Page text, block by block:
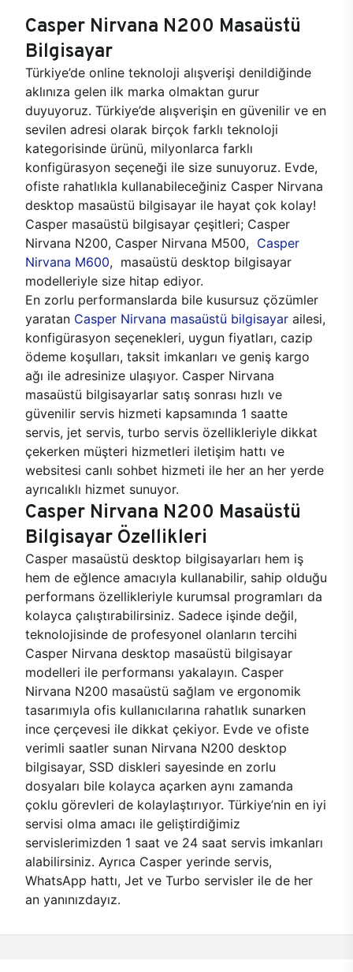
Casper Nirvana N200 Masaüstü
Bilgisayar
Türkiye’de online teknoloji alışverişi denildiğinde
aklınıza gelen ilk marka olmaktan gurur
duyuyoruz. Türkiye’de alışverişin en güvenilir ve en
sevilen adresi olarak birçok farklı teknoloji
kategorisinde ürünü, milyonlarca farklı
konfigürasyon seçeneği ile size sunuyoruz. Evde,
ofiste rahatlıkla kullanabileceğiniz Casper Nirvana
desktop masaüstü bilgisayar ile hayat çok kolay!
Casper masaüstü bilgisayar çeşitleri; Casper
Nirvana N200, Casper Nirvana M500, Casper
Nirvana M600, masaüstü desktop bilgisayar
modelleriyle size hitap ediyor.
En zorlu performanslarda bile kusursuz çözümler
yaratan Casper Nirvana masaüstü bilgisayar ailesi,
konfigürasyon seçenekleri, uygun fiyatları, cazip
ödeme koşulları, taksit imkanları ve geniş kargo
ağı ile adresinize ulaşıyor. Casper Nirvana
masaüstü bilgisayarlar satış sonrası hızlı ve
güvenilir servis hizmeti kapsamında 1 saatte
servis, jet servis, turbo servis özellikleriyle dikkat
çekerken müşteri hizmetleri iletişim hattı ve
websitesi canlı sohbet hizmeti ile her an her yerde
ayrıcalıklı hizmet sunuyor.
Casper Nirvana N200 Masaüstü
Bilgisayar Özellikleri
Casper masaüstü desktop bilgisayarları hem iş
hem de eğlence amacıyla kullanabilir, sahip olduğu
performans özellikleriyle kurumsal programları da
kolayca çalıştırabilirsiniz. Sadece işinde değil,
teknolojisinde de profesyonel olanların tercihi
Casper Nirvana desktop masaüstü bilgisayar
modelleri ile performansı yakalayın. Casper
Nirvana N200 masaüstü sağlam ve ergonomik
tasarımıyla ofis kullanıcılarına rahatlık sunarken
ince çerçevesi ile dikkat çekiyor. Evde ve ofiste
verimli saatler sunan Nirvana N200 desktop
bilgisayar, SSD diskleri sayesinde en zorlu
dosyaları bile kolayca açarken aynı zamanda
çoklu görevleri de kolaylaştırıyor. Türkiye’nin en iyi
servisi olma amacı ile geliştirdiğimiz
servislerimizden 1 saat ve 24 saat servis imkanları
alabilirsiniz. Ayrıca Casper yerinde servis,
WhatsApp hattı, Jet ve Turbo servisler ile de her
an yanınızdayız.